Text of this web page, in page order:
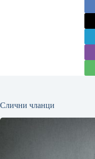
Слични чланци